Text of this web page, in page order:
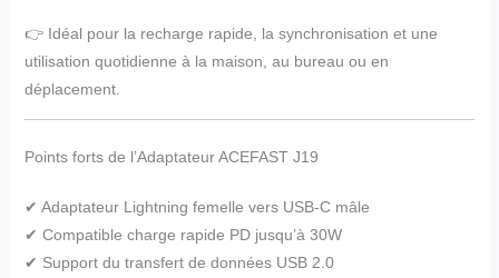
👉 Idéal pour la recharge rapide, la synchronisation et une
utilisation quotidienne à la maison, au bureau ou en
déplacement.
Points forts de l’Adaptateur ACEFAST J19
✔ Adaptateur Lightning femelle vers USB-C mâle
✔ Compatible charge rapide PD jusqu’à 30W
✔ Support du transfert de données USB 2.0